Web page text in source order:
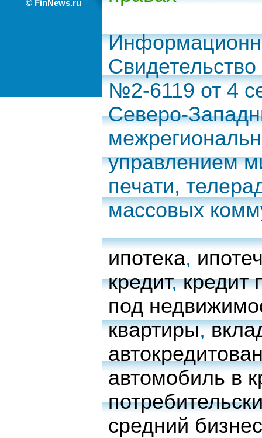
© FinNews.ru
№2-6119 от 4
Северо-
управлением
печати,
массовых
ипотека,
кредит,кредит
под
квартиры,
автомобиль в
средний бизнес